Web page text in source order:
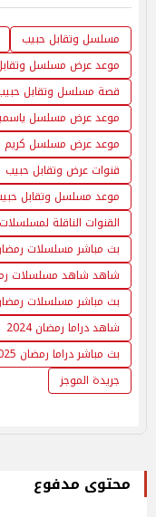
مسلسل وتقابل حبيب
موعد عرض مسلسل
قصة مسلسل وتقابل
موعد عرض مسلسل
موعد عرض مسلسل
قنوات عرض وتقابل حبيب
موعد مسلسل وتقابل
القنوات الناقلة
بث مباشر مسلسلات
شاهد شاهد مسلسلات رمضان
بث مباشر مسلسلات رمضان
شاهد دراما رمضان 2024
بث مباشر دراما رمضان 2025
جريدة الموجز
محتوى مدفوع